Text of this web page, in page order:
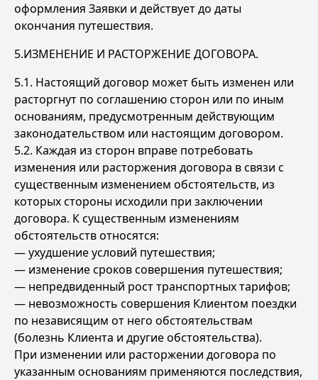
оформления Заявки и действует до даты
окончания путешествия.
5.ИЗМЕНЕНИЕ И РАСТОРЖЕНИЕ ДОГОВОРА.
5.1. Настоящий договор может быть изменен или
расторгнут по соглашению сторон или по иным
основаниям, предусмотренным действующим
законодательством или настоящим договором.
5.2. Каждая из сторон вправе потребовать
изменения или расторжения договора в связи с
существенным изменением обстоятельств, из
которых стороны исходили при заключении
договора. К существенным изменениям
обстоятельств относятся:
— ухудшение условий путешествия;
— изменение сроков совершения путешествия;
— непредвиденный рост транспортных тарифов;
— невозможность совершения Клиентом поездки
по независящим от него обстоятельствам
(болезнь Клиента и другие обстоятельства).
При изменении или расторжении договора по
указанным основаниям применяются последствия,